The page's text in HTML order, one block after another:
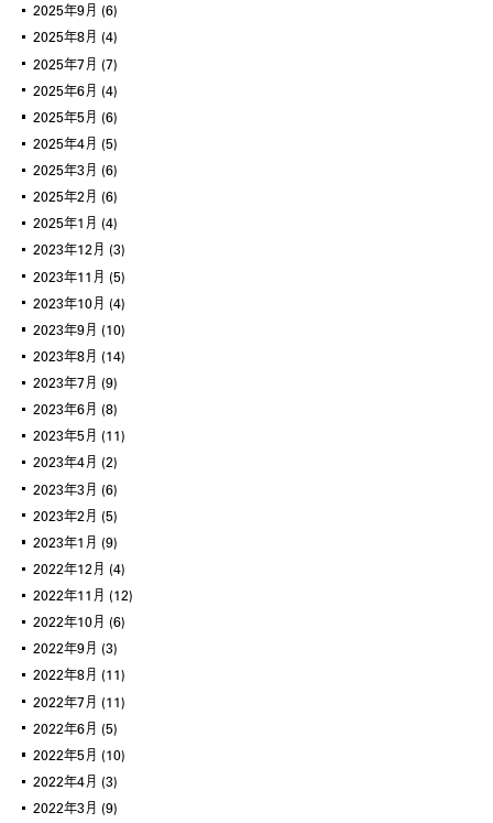
2025年9月 (6)
2025年8月 (4)
2025年7月 (7)
2025年6月 (4)
2025年5月 (6)
2025年4月 (5)
2025年3月 (6)
2025年2月 (6)
2025年1月 (4)
2023年12月 (3)
2023年11月 (5)
2023年10月 (4)
2023年9月 (10)
2023年8月 (14)
2023年7月 (9)
2023年6月 (8)
2023年5月 (11)
2023年4月 (2)
2023年3月 (6)
2023年2月 (5)
2023年1月 (9)
2022年12月 (4)
2022年11月 (12)
2022年10月 (6)
2022年9月 (3)
2022年8月 (11)
2022年7月 (11)
2022年6月 (5)
2022年5月 (10)
2022年4月 (3)
2022年3月 (9)